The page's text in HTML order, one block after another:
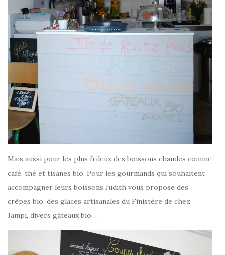
Mais aussi pour les plus frileux des boissons chaudes comme
café, thé et tisanes bio. Pour les gourmands qui souhaitent
accompagner leurs boissons Judith vous propose des
crêpes bio, des glaces artisanales du Finistère de chez
Jampi, divers gâteaux bio…